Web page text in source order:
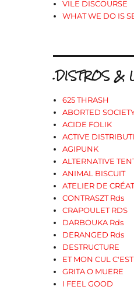
VILE DISCOURSE
WHAT WE DO IS
.DISTROS
625 THRASH
ABORTED
ACIDE FOLIK
ACTIVE
AGIPUNK
ALTERNATIVE
ANIMAL BISCUIT
ATELIER DE
CONTRASZT Rds
CRAPOULET RDS
DARBOUKA Rds
DERANGED Rds
DESTRUCTURE
ET MON CUL
GRITA O MUERE
I FEEL GOOD